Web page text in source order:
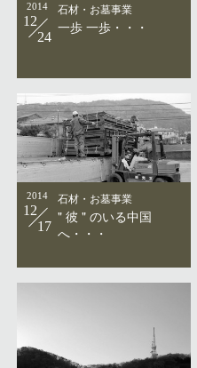
2014
12
24
石材・お墓事業
一歩 一歩・・・
2014
12
17
石材・お墓事業
" 彼 " のいる中国
へ・・・